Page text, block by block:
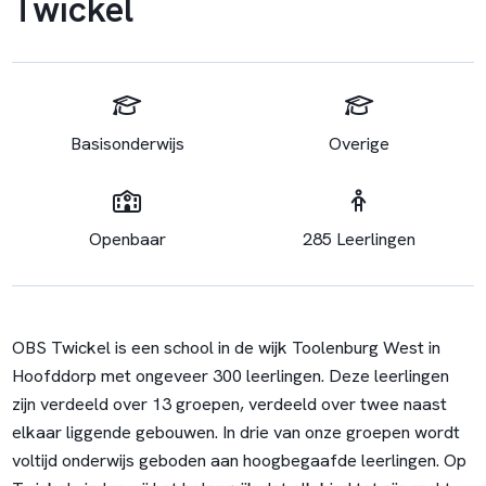
Basisonderwijs Overige
Openbaar 285 Leerlingen
OBS Twickel is een school in de wijk Toolenburg West in
Hoofddorp met ongeveer 300 leerlingen. Deze leerlingen
zijn verdeeld over 13 groepen, verdeeld over twee naast
elkaar liggende gebouwen. In drie van onze groepen wordt
voltijd onderwijs geboden aan hoogbegaafde leerlingen. Op